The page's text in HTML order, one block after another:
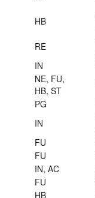
HB
RE
IN
NE, FU,
HB, ST
PG
IN
FU
FU
IN, AC
FU
HB